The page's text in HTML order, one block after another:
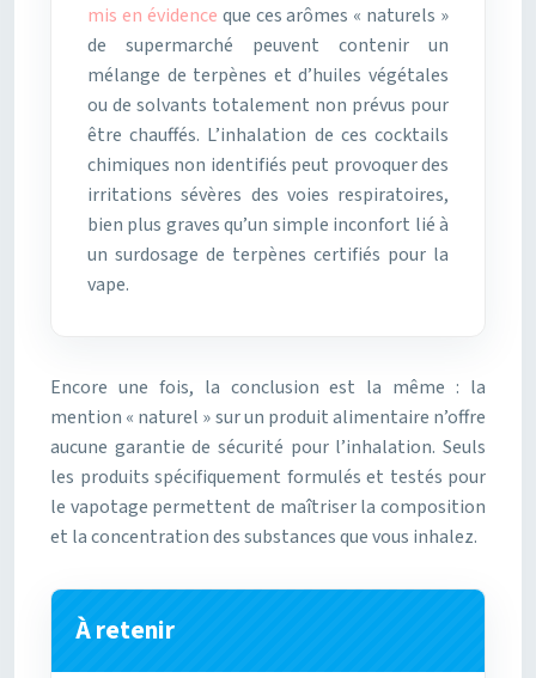
mis en évidence que ces arômes « naturels »
de supermarché peuvent contenir un
mélange de terpènes et d’huiles végétales
ou de solvants totalement non prévus pour
être chauffés. L’inhalation de ces cocktails
chimiques non identifiés peut provoquer des
irritations sévères des voies respiratoires,
bien plus graves qu’un simple inconfort lié à
un surdosage de terpènes certifiés pour la
vape.
Encore une fois, la conclusion est la même : la
mention « naturel » sur un produit alimentaire n’offre
aucune garantie de sécurité pour l’inhalation. Seuls
les produits spécifiquement formulés et testés pour
le vapotage permettent de maîtriser la composition
et la concentration des substances que vous inhalez.
À retenir